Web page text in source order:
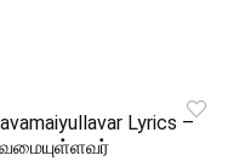
Lyrics –